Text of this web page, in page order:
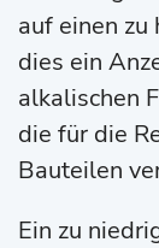
auf einen zu
dies ein
alkalischen
die für die
Bauteilen
Ein zu